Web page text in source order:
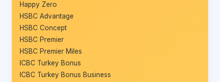
Happy Zero
HSBC Advantage
HSBC Concept
HSBC Premier
HSBC Premier Miles
ICBC Turkey Bonus
ICBC Turkey Bonus Business